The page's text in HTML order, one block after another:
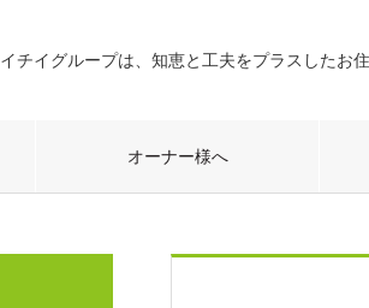
イチイグループは、知恵と工夫をプラスしたお
オーナー様へ